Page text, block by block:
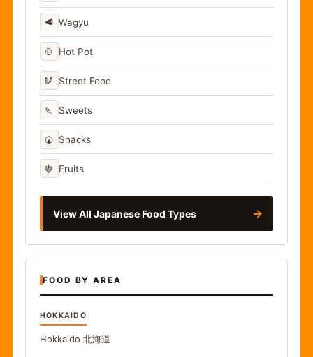
🥩 Wagyu
🍲 Hot Pot
🥢 Street Food
🍡 Sweets
🍘 Snacks
🍓 Fruits
View All Japanese Food Types →
FOOD BY AREA
HOKKAIDO
Hokkaido 北海道